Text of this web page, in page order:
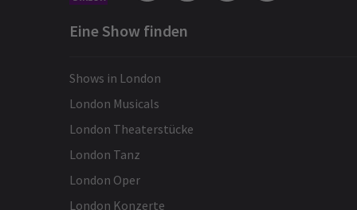
Eine Show finden
Shows in London
London Musicals
London Theaterstücke
London Tanz
London Oper
London Konzerte